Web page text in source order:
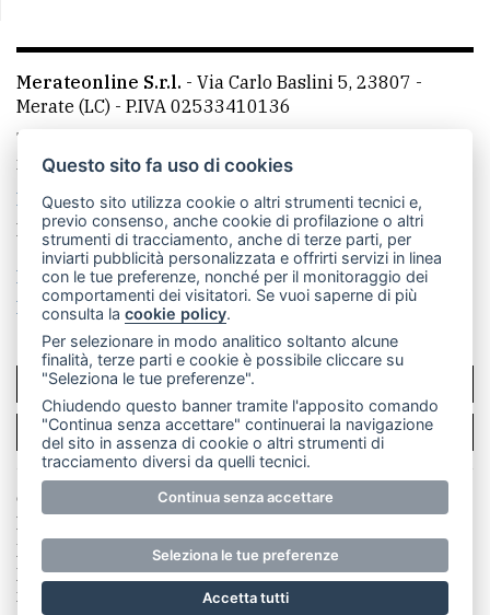
Merateonline S.r.l. - Via Carlo Baslini 5, 23807 -
Merate (LC) - P.IVA 02533410136
Telefono:
mail: redazione@merateonline.it
La redazione
CasateOnline LeccoOnline
RSS
Made by VIP
Privacy policy
Cookie policy
Rivedi le tue scelte sui cookie
SCRIVICI
PER LA TUA PUBBLICITÀ
© Copyright Merateonline S.r.l. - Tutti i diritti riservati.
E' proibita la riproduzione e pubblicazione anche
parziale di testi, articoli e immagini senza la
preventiva autorizzazione scritta dell'editore. RI Lecco
numero Rea LC 291.277 - Capitale sociale 10.329,14 €
Questo sito fa uso di cookies
Questo sito utilizza cookie o altri strumenti tecnici e,
previo consenso, anche cookie di profilazione o altri
strumenti di tracciamento, anche di terze parti, per
inviarti pubblicità personalizzata e offrirti servizi in linea
con le tue preferenze, nonché per il monitoraggio dei
comportamenti dei visitatori. Se vuoi saperne di più
consulta lacookie policy.
Per selezionare in modo analitico soltanto alcune
finalità, terze parti e cookie è possibile cliccare su
"Seleziona le tue preferenze".
Chiudendo questo banner tramite l'apposito comando
"Continua senza accettare" continuerai la navigazione
del sito in assenza di cookie o altri strumenti di
tracciamento diversi da quelli tecnici.
Continua senza accettare
Seleziona le tue preferenze
Accetta tutti